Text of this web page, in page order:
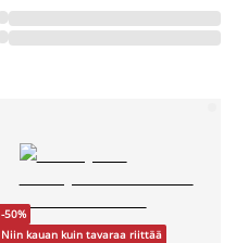
-50%
Niin kauan kuin tavaraa riittää